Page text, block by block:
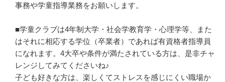
事務や学童指導業務をお願いします。
■学童クラブは4年制大学・社会学教育学・心理学等、また
はそれに相応する学位（卒業者）であれば有資格者指導員
になれます。4大卒や条件が満たされている方は、是非チャ
レンジしてみてくださいね♪
子ども好きな方は、楽しくてストレスを感じにくい職場か